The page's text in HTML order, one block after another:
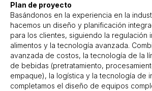
Plan de proyecto
Basándonos en la experiencia en la
hacemos un diseño y planificación
para los clientes, siguiendo la regulación
alimentos y la tecnología avanzada.
avanzada de costos, la tecnología de la
de bebidas (pretratamiento,
empaque), la logística y la tecnología de
completamos el diseño de equipos